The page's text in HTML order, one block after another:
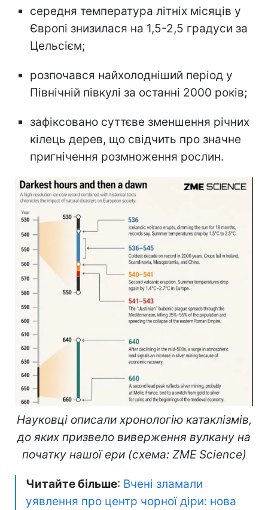
середня температура літніх місяців у
Європі знизилася на 1,5-2,5 градуси за
Цельсієм;
розпочався найхолодніший період у
Північній півкулі за останні 2000 років;
зафіксовано суттєве зменшення річних
кілець дерев, що свідчить про значне
пригнічення розмноження рослин.
Науковці описали хронологію катаклізмів,
до яких призвело виверження вулкану на
початку нашої ери (схема: ZME Science)
Читайте більше: Вчені зламали
уявлення про центр чорної діри: нова